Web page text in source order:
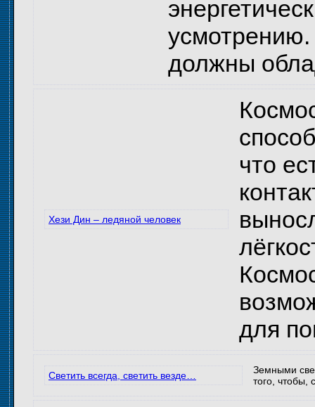
должны
Хези Дин – ледяной человек
что
для
Светить всегда, светить везде…
Земными
того, чтобы,